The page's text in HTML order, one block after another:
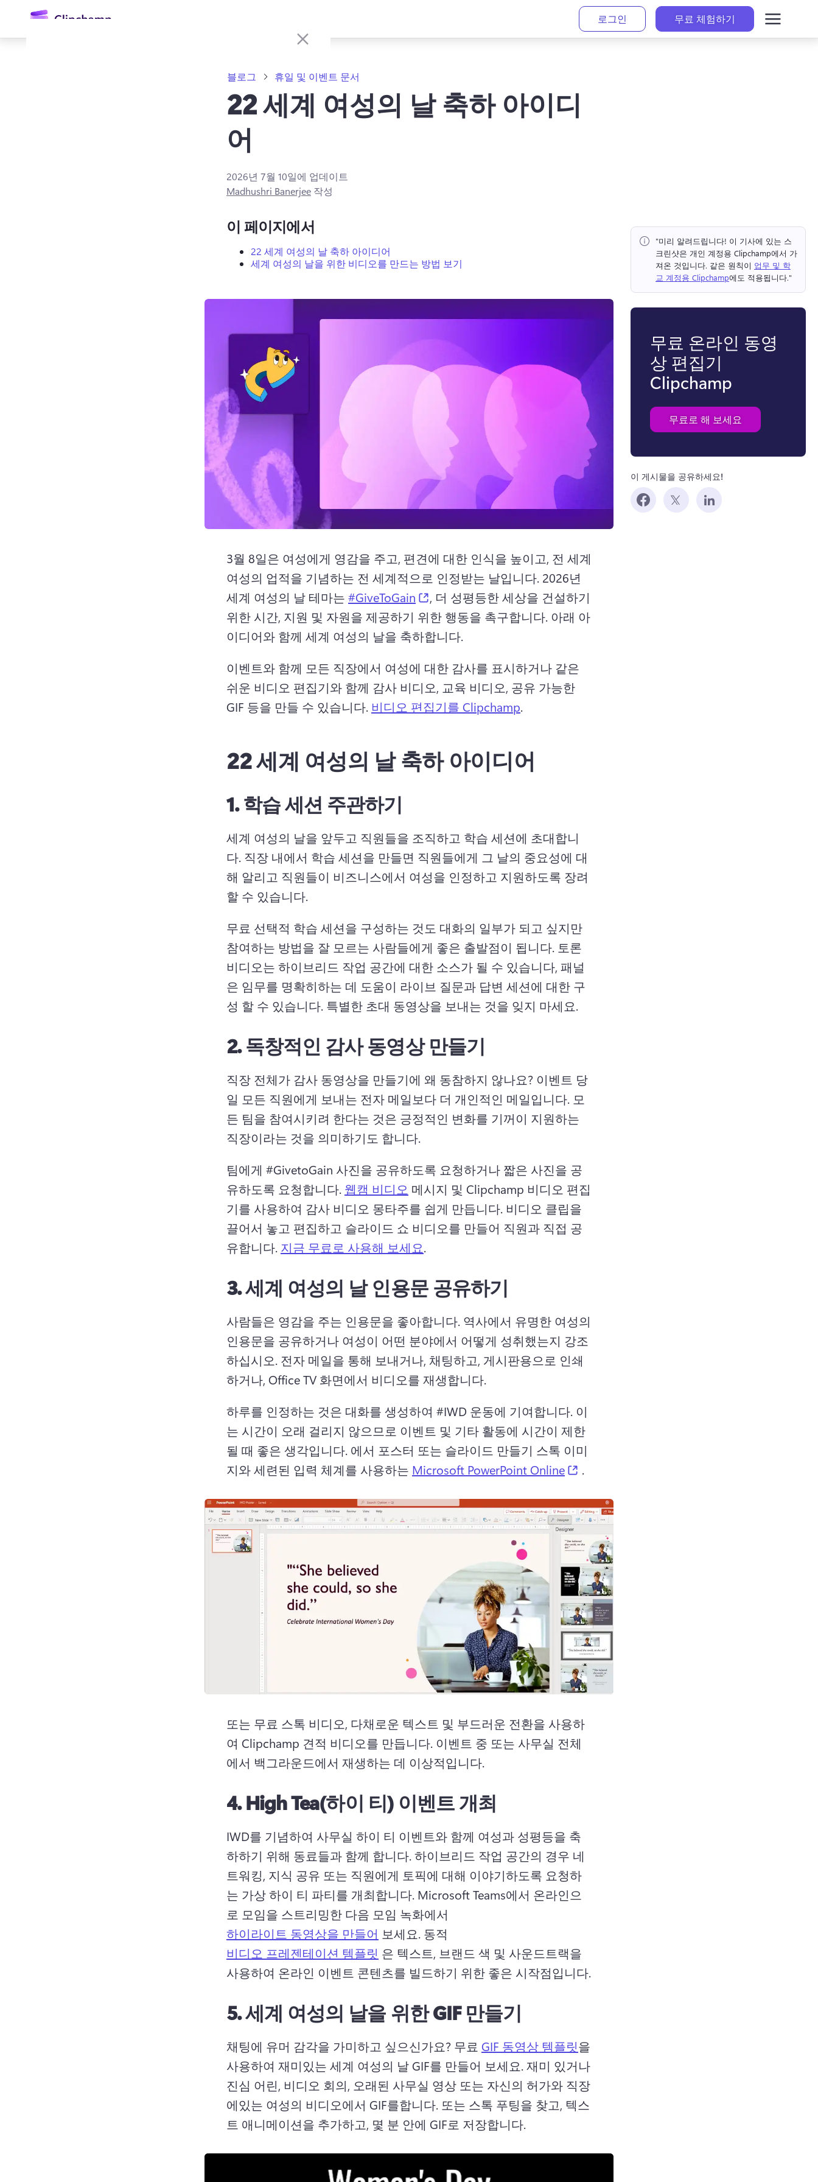
로
로그인 무료 체험하기
블로그 휴일 및 이벤트 문서
22 세계 여성의 날 축하 아이디
어
2026년 7월 10일에 업데이트
Madhushri Banerjee 작성
이 페이지에서
22 세계 여성의 날 축하 아이디어
세계 여성의 날을 위한 비디오를 만드는 방법 보기
3월 8일은 여성에게 영감을 주고, 편견에 대한 인식을 높이고, 전 세계
여성의 업적을 기념하는 전 세계적으로 인정받는 날입니다. 2026년
세계 여성의 날 테마는 #GiveToGain (opens in a new tab)
, 더 성평등한 세상을 건설하기
위한 시간, 지원 및 자원을 제공하기 위한 행동을 촉구합니다. 아래 아
이디어와 함께 세계 여성의 날을 축하합니다.
이벤트와 함께 모든 직장에서 여성에 대한 감사를 표시하거나 같은
쉬운 비디오 편집기와 함께 감사 비디오, 교육 비디오, 공유 가능한
GIF 등을 만들 수 있습니다. 비디오 편집기를 Clipchamp.
22 세계 여성의 날 축하 아이디어
1.학습 세션 주관하기
세계 여성의 날을 앞두고 직원들을 조직하고 학습 세션에 초대합니
다. 직장 내에서 학습 세션을 만들면 직원들에게 그 날의 중요성에 대
해 알리고 직원들이 비즈니스에서 여성을 인정하고 지원하도록 장려
할 수 있습니다.
무료 선택적 학습 세션을 구성하는 것도 대화의 일부가 되고 싶지만
참여하는 방법을 잘 모르는 사람들에게 좋은 출발점이 됩니다. 토론
비디오는 하이브리드 작업 공간에 대한 소스가 될 수 있습니다, 패널
은 임무를 명확히하는 데 도움이 라이브 질문과 답변 세션에 대한 구
성 할 수 있습니다. 특별한 초대 동영상을 보내는 것을 잊지 마세요.
2.독창적인 감사 동영상 만들기
직장 전체가 감사 동영상을 만들기에 왜 동참하지 않나요? 이벤트 당
일 모든 직원에게 보내는 전자 메일보다 더 개인적인 메일입니다. 모
든 팀을 참여시키려 한다는 것은 긍정적인 변화를 기꺼이 지원하는
직장이라는 것을 의미하기도 합니다.
팀에게 #GivetoGain 사진을 공유하도록 요청하거나 짧은 사진을 공
유하도록 요청합니다. 웹캠 비디오 메시지 및 Clipchamp 비디오 편집
기를 사용하여 감사 비디오 몽타주를 쉽게 만듭니다. 비디오 클립을
끌어서 놓고 편집하고 슬라이드 쇼 비디오를 만들어 직원과 직접 공
유합니다. 지금 무료로 사용해 보세요.
3.세계 여성의 날 인용문 공유하기
사람들은 영감을 주는 인용문을 좋아합니다. 역사에서 유명한 여성의
인용문을 공유하거나 여성이 어떤 분야에서 어떻게 성취했는지 강조
하십시오. 전자 메일을 통해 보내거나, 채팅하고, 게시판용으로 인쇄
하거나, Office TV 화면에서 비디오를 재생합니다.
하루를 인정하는 것은 대화를 생성하여 #IWD 운동에 기여합니다. 이
는 시간이 오래 걸리지 않으므로 이벤트 및 기타 활동에 시간이 제한
될 때 좋은 생각입니다. 에서 포스터 또는 슬라이드 만들기 스톡 이미
지와 세련된 입력 체계를 사용하는 Microsoft PowerPoint Online (opens in a new tab)
.
또는 무료 스톡 비디오, 다채로운 텍스트 및 부드러운 전환을 사용하
여 Clipchamp 견적 비디오를 만듭니다. 이벤트 중 또는 사무실 전체
에서 백그라운드에서 재생하는 데 이상적입니다.
4.High Tea(하이 티) 이벤트 개최
IWD를 기념하여 사무실 하이 티 이벤트와 함께 여성과 성평등을 축
하하기 위해 동료들과 함께 합니다. 하이브리드 작업 공간의 경우 네
트워킹, 지식 공유 또는 직원에게 토픽에 대해 이야기하도록 요청하
는 가상 하이 티 파티를 개최합니다. Microsoft Teams에서 온라인으
로 모임을 스트리밍한 다음 모임 녹화에서
하이라이트 동영상을 만들어 보세요. 동적
비디오 프레젠테이션 템플릿 은 텍스트, 브랜드 색 및 사운드트랙을
5.세계 여성의 날을 위한 GIF 만들기
채팅에 유머 감각을 가미하고 싶으신가요? 무료 GIF 동영상 템플릿을
사용하여 재미있는 세계 여성의 날 GIF를 만들어 보세요. 재미 있거나
진심 어린, 비디오 회의, 오래된 사무실 영상 또는 자신의 허가와 직장
에있는 여성의 비디오에서 GIF를합니다. 또는 스톡 푸팅을 찾고, 텍스
트 애니메이션을 추가하고, 몇 분 안에 GIF로 저장합니다.
"미리 알려드립니다! 이 기사에 있는 스
크린샷은 개인 계정용 Clipchamp에서 가
져온 것입니다. 같은 원칙이 업무 및 학
교 계정용 Clipchamp에도 적용됩니다."
무료 온라인 동영
상 편집기
Clipchamp
무료로 해 보세요
이 게시물을 공유하세요!